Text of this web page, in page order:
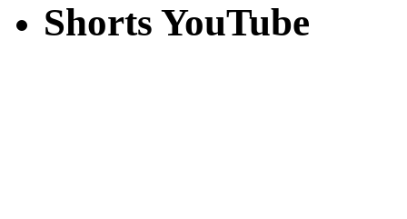
Shorts YouTube